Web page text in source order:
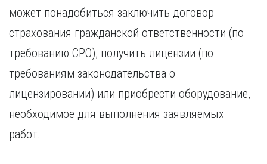
может понадобиться заключить договор
страхования гражданской ответственности (по
требованию СРО), получить лицензии (по
требованиям законодательства о
лицензировании) или приобрести оборудование,
необходимое для выполнения заявляемых
работ.